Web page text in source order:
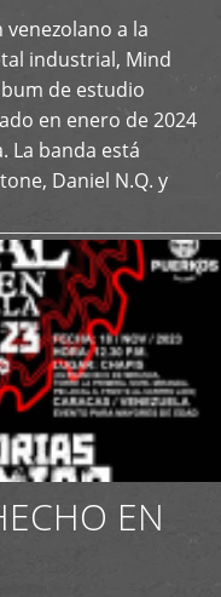
venezolano a la
industrial, Mind
de estudio
en enero de 2024
La banda está
Daniel N.Q. y
EN